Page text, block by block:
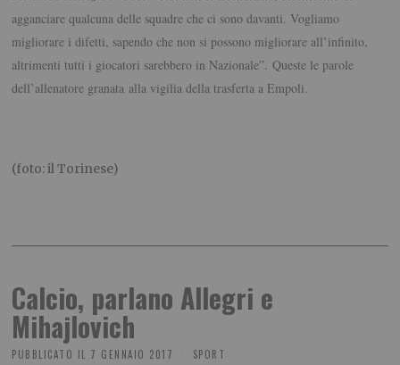
agganciare qualcuna delle squadre che ci sono davanti. Vogliamo
migliorare i difetti, sapendo che non si possono migliorare all’infinito,
altrimenti tutti i giocatori sarebbero in Nazionale”. Queste le parole
dell’allenatore granata alla vigilia della trasferta a Empoli.
(foto: il Torinese)
Calcio, parlano Allegri e
Mihajlovich
PUBBLICATO IL 7 GENNAIO 2017 SPORT